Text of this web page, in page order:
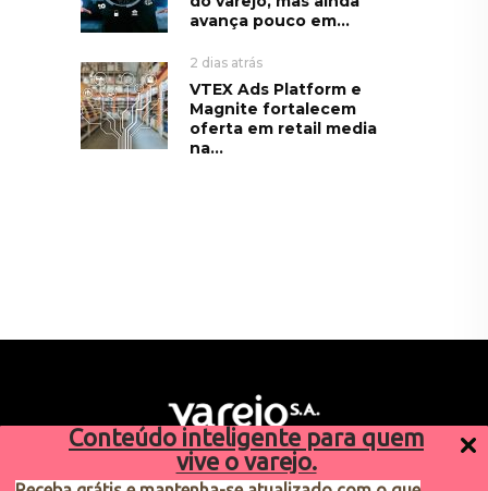
Conteúdo inteligente para quem
vive o varejo.
avança pouco em...
2 dias atrás
VTEX Ads Platform e
Magnite fortalecem
oferta em retail media
na...